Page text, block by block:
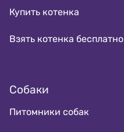
Купить котенка
Взять котенка бесплатно
Собаки
Питомники собак